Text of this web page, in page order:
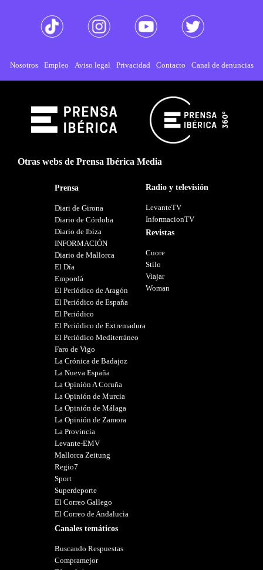
Nosotros Empleo Aviso legal Privacidad Contacto Canal de denuncias
Otras webs de Prensa Ibérica Media
Prensa
Diari de Girona
Diario de Córdoba
Diario de Ibiza
INFORMACIÓN
Diario de Mallorca
El Día
Empordà
El Periódico de Aragón
El Periódico de España
El Periódico
El Periódico de Extremadura
El Periódico Mediterráneo
Faro de Vigo
La Crónica de Badajoz
La Nueva España
La Opinión A Coruña
La Opinión de Murcia
La Opinión de Málaga
La Opinión de Zamora
La Provincia
Levante-EMV
Mallorca Zeitung
Regio7
Sport
Superdeporte
El Correo Gallego
El Correo de Andalucia
Canales temáticos
Buscando Respuestas
Compramejor
Radio y televisión
LevanteTV
InformacionTV
Revistas
Cuore
Stilo
Viajar
Woman